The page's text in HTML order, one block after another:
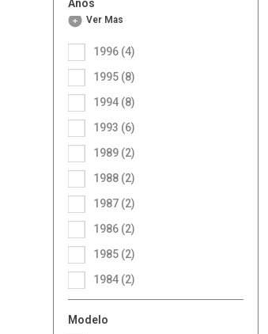
Modelo
Años
1984 (2)
1985 (2)
1986 (2)
1987 (2)
1988 (2)
1989 (2)
1993 (6)
1994 (8)
1995 (8)
1996 (4)
Ver Más